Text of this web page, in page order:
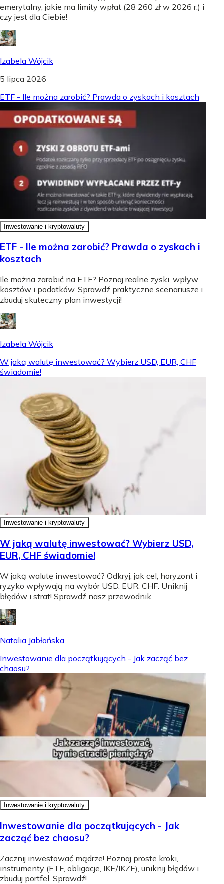
emerytalny, jakie ma limity wpłat (28 260 zł w 2026 r.) i
czy jest dla Ciebie!
Izabela Wójcik
5 lipca 2026
ETF - Ile można zarobić? Prawda o zyskach i kosztach
Inwestowanie i kryptowaluty
ETF - Ile można zarobić? Prawda o zyskach i
kosztach
Ile można zarobić na ETF? Poznaj realne zyski, wpływ
kosztów i podatków. Sprawdź praktyczne scenariusze i
zbuduj skuteczny plan inwestycji!
Izabela Wójcik
W jaką walutę inwestować? Wybierz USD, EUR, CHF
świadomie!
Inwestowanie i kryptowaluty
W jaką walutę inwestować? Wybierz USD,
EUR, CHF świadomie!
W jaką walutę inwestować? Odkryj, jak cel, horyzont i
ryzyko wpływają na wybór USD, EUR, CHF. Uniknij
błędów i strat! Sprawdź nasz przewodnik.
Natalia Jabłońska
Inwestowanie dla początkujących - Jak zacząć bez
chaosu?
Inwestowanie i kryptowaluty
Inwestowanie dla początkujących - Jak
zacząć bez chaosu?
Zacznij inwestować mądrze! Poznaj proste kroki,
instrumenty (ETF, obligacje, IKE/IKZE), uniknij błędów i
zbuduj portfel. Sprawdź!